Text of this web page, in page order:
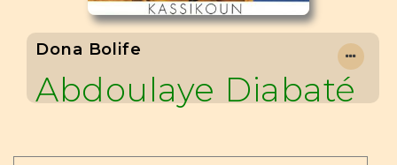
Dona Bolife
Abdoulaye Diabaté